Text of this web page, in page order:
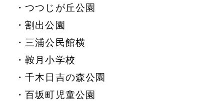
・つつじが丘公園
・割出公園
・三浦公民館横
・鞍月小学校
・千木日吉の森公園
・百坂町児童公園